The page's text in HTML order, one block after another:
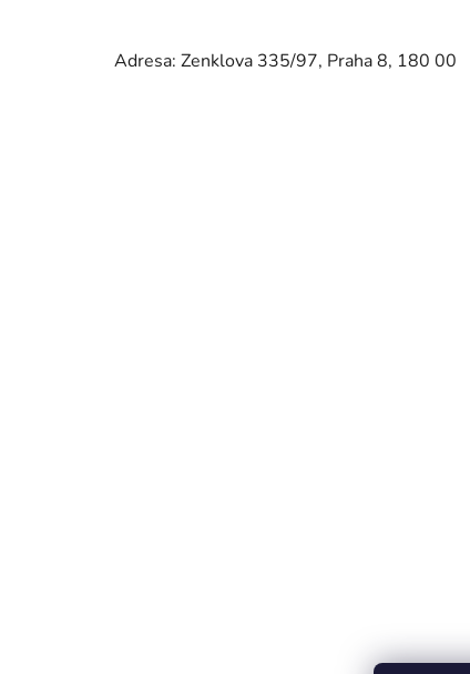
Adresa: Zenklova 335/97, Praha 8, 180 00